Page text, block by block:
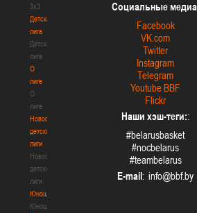
3х3
Детская
лига
Детская
лига
О
лиге
О
лиге
Новости
детской
лиги
Новости
детской
лиги
Юноши
Юноши
Социальные медиа
Facebook
VK.com
Twitter
Instagram
Telegram
Youtube BBF
Flickr
Наши хэш-теги::
#belarusbasket
#nocbelarus
#teambelarus
E-mail: